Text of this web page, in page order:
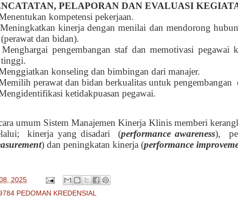
PELAPORAN DAN EVALUASI
kompetensi pekerjaan.
Meningkatkan kinerja dengan menilai dan mendorong
(perawat dan bidan).
Menghargai pengembangan staf dan memotivasi pegawai
tinggi.
konseling dan bimbingan dari manajer.
perawat dan bidan berkualitas untuk pengembangan
ketidakpuasan pegawai.
umum Sistem Manajemen Kinerja Klinis memberi
kinerja yang disadari (performance awareness),
) dan peningkatan kinerja (performance
2025
PEDOMAN KREDENSIAL